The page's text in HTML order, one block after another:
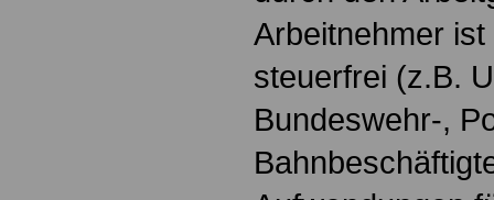
Arbeitnehmer
steuerfrei (z.B.
Bundeswehr-,